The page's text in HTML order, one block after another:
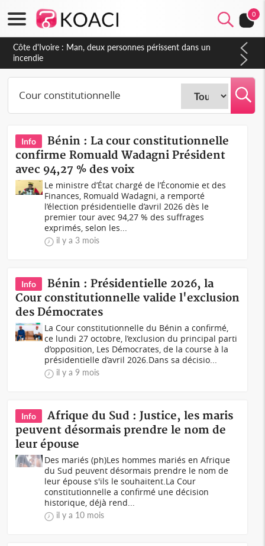
0
Côte d'Ivoire : Séileu, la célébration de la fête nationale
transformée en vaste campagne contre les produits
dépigmentants dangereux
Info
Bénin : La cour constitutionnelle
confirme Romuald Wadagni Président
avec 94,27 % des voix
Le ministre d’État chargé de l’Économie et des
Finances, Romuald Wadagni, a remporté
l’élection présidentielle d’avril 2026 dès le
premier tour avec 94,27 % des suffrages
exprimés, selon les...
il y a 3 mois
Info
Bénin : Présidentielle 2026, la
Cour constitutionnelle valide l'exclusion
des Démocrates
La Cour constitutionnelle du Bénin a confirmé,
ce lundi 27 octobre, l’exclusion du principal parti
d’opposition, Les Démocrates, de la course à la
présidentielle d’avril 2026.Dans sa décisio...
il y a 9 mois
Info
Afrique du Sud : Justice, les maris
peuvent désormais prendre le nom de
leur épouse
Des mariés (ph)Les hommes mariés en Afrique
du Sud peuvent désormais prendre le nom de
leur épouse s'ils le souhaitent.La Cour
constitutionnelle a confirmé une décision
historique, déjà rend...
il y a 10 mois